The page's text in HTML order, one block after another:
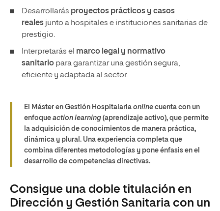
Desarrollarás proyectos prácticos y casos
reales junto a hospitales e instituciones sanitarias de
prestigio.
Interpretarás el marco legal y normativo
sanitario para garantizar una gestión segura,
eficiente y adaptada al sector.
El Máster en Gestión Hospitalaria online cuenta con un
enfoque action learning (aprendizaje activo), que permite
la adquisición de conocimientos de manera práctica,
dinámica y plural. Una experiencia completa que
combina diferentes metodologías y pone énfasis en el
desarrollo de competencias directivas.
Consigue una doble titulación en
Dirección y Gestión Sanitaria con un